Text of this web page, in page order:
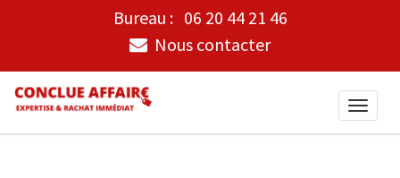
Bureau : 06 20 44 21 46
Nous contacter
Toggle